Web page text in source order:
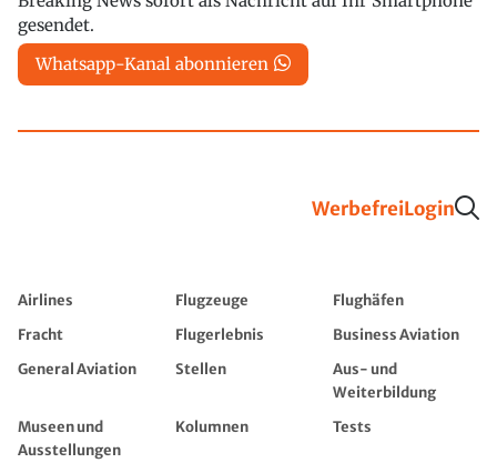
gesendet.
Whatsapp-Kanal abonnieren
WerbefreiLogin
Airlines Flugzeuge
Flughäfen
Fracht
Flugerlebnis
Business Aviation
General Aviation
Stellen
Aus- und
Weiterbildung
Museen und
Ausstellungen
Kolumnen Tests